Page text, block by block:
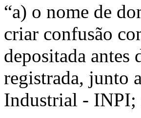
“a) o nome de
criar confusão
depositada
registrada, junto
Industrial - INPI;